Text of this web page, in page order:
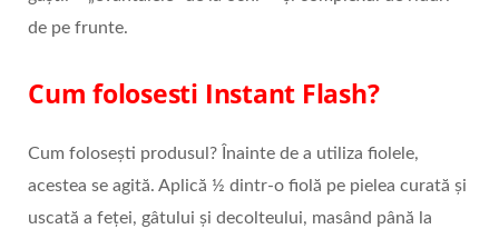
de pe frunte.
Cum folosesti Instant Flash?
Cum folosești produsul? Înainte de a utiliza fiolele,
acestea se agită. Aplică ½ dintr-o fiolă pe pielea curată și
uscată a feței, gâtului și decolteului, masând până la